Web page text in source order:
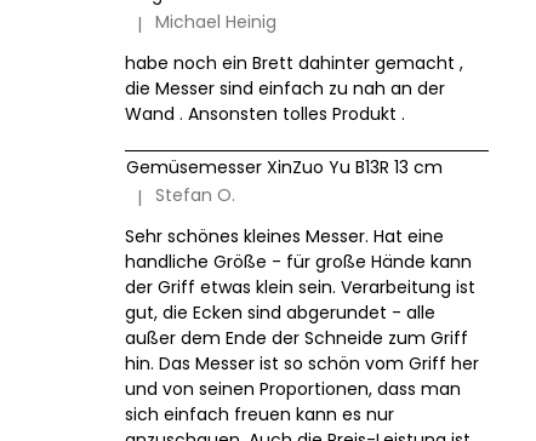
Die Produktbewertung beträgt 5 von 5 Sternen.
| Michael Heinig
habe noch ein Brett dahinter gemacht ,
die Messer sind einfach zu nah an der
Wand . Ansonsten tolles Produkt .
Gemüsemesser XinZuo Yu B13R 13 cm
Die Produktbewertung beträgt 5 von 5 Sternen.
| Stefan O.
Sehr schönes kleines Messer. Hat eine
handliche Größe - für große Hände kann
der Griff etwas klein sein. Verarbeitung ist
gut, die Ecken sind abgerundet - alle
außer dem Ende der Schneide zum Griff
hin. Das Messer ist so schön vom Griff her
und von seinen Proportionen, dass man
sich einfach freuen kann es nur